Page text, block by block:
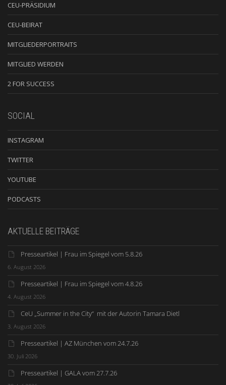
CEU-PRÄSIDIUM
CEU-BEIRAT
MITGLIEDERPORTRAITS
MITGLIED WERDEN
2 FOR SUCCESS
SOCIAL
INSTAGRAM
TWITTER
YOUTUBE
PODCASTS
AKTUELLE BEITRÄGE
Presseartikel | Frau im Spiegel vom 5.8.26
6. August 2026
Presseartikel | Frau im Spiegel vom 4.8.26
4. August 2026
CeU „Summer in the City“ mit der Autorin Tamara Dietl
3. August 2026
Presseartikel | AZ München vom 24.7.26
30. Juli 2026
Presseartikel | GALA vom 27.7.26